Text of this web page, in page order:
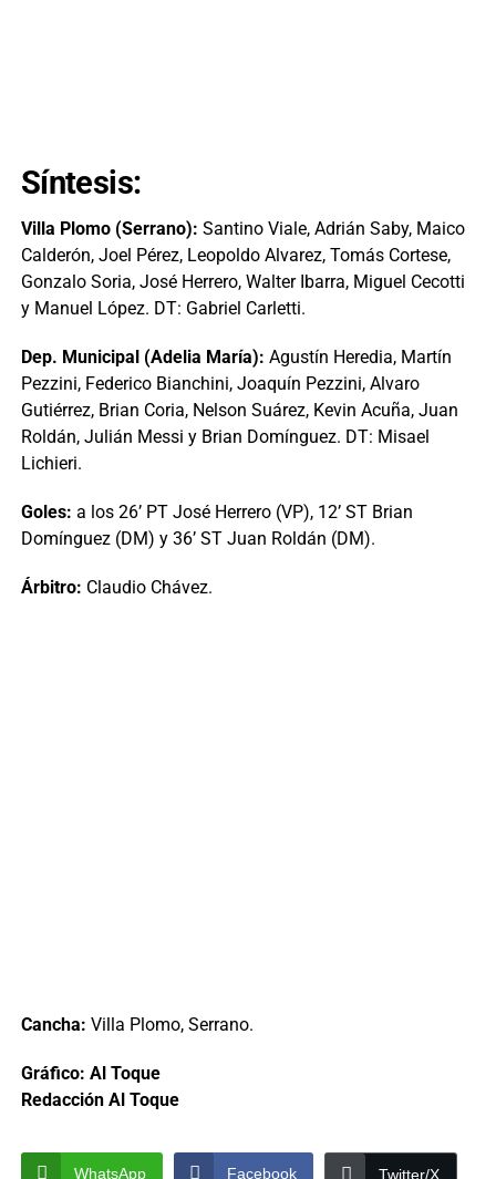
Síntesis:
Villa Plomo (Serrano): Santino Viale, Adrián Saby, Maico
Calderón, Joel Pérez, Leopoldo Alvarez, Tomás Cortese,
Gonzalo Soria, José Herrero, Walter Ibarra, Miguel Cecotti
y Manuel López. DT: Gabriel Carletti.
Dep. Municipal (Adelia María): Agustín Heredia, Martín
Pezzini, Federico Bianchini, Joaquín Pezzini, Alvaro
Gutiérrez, Brian Coria, Nelson Suárez, Kevin Acuña, Juan
Roldán, Julián Messi y Brian Domínguez. DT: Misael
Lichieri.
Goles: a los 26’ PT José Herrero (VP), 12’ ST Brian
Domínguez (DM) y 36’ ST Juan Roldán (DM).
Árbitro: Claudio Chávez.
Cancha: Villa Plomo, Serrano.
Gráfico: Al Toque
Redacción Al Toque
WhatsApp Facebook Twitter/X